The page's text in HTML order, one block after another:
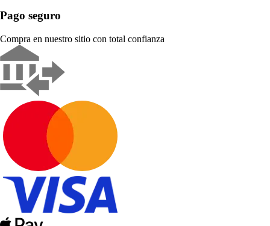
Pago seguro
Compra en nuestro sitio con total confianza